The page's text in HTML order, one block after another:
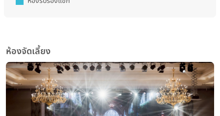
ห้องจัดเลี้ยง